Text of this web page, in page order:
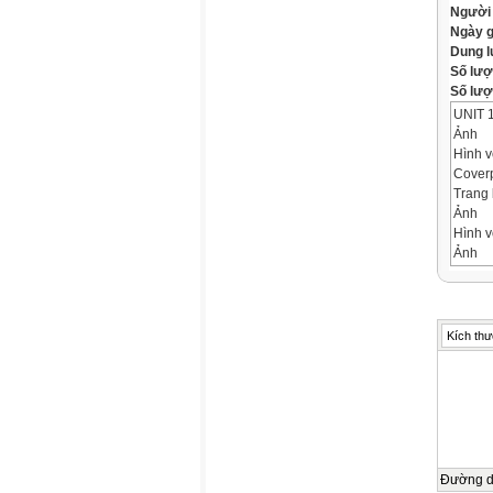
Ngày
Dung
Số
Số
UNIT
Ảnh
Hình
Trang
Ảnh
Hình
Ảnh
Ảnh
Bài
Kích
Đường